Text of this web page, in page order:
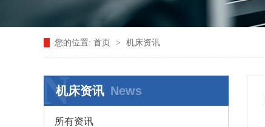
您的位置: 首页 > 机床资讯
机床资讯 News
N
所有资讯